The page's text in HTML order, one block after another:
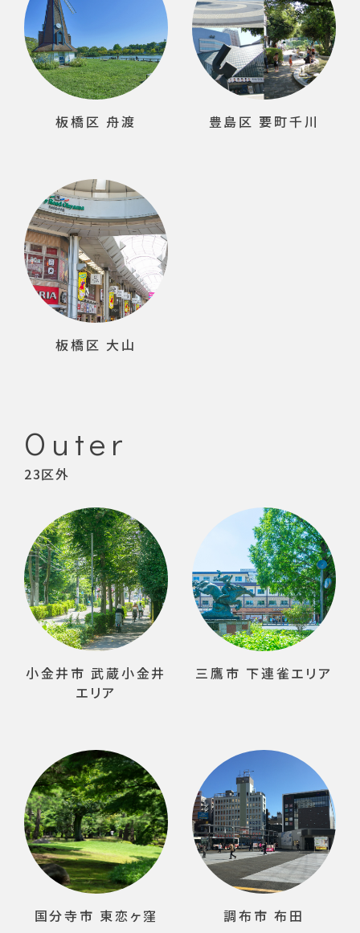
板橋区 舟渡 豊島区 要町千川
板橋区 大山
23区外
Outer
小金井市 武蔵小金井
エリア
三鷹市 下連雀エリア
国分寺市 東恋ヶ窪 調布市 布田